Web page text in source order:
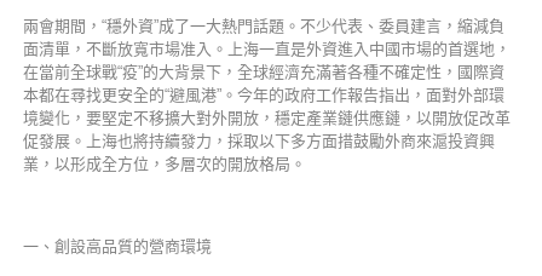
兩會期間，“穩外資”成了一大熱門話題。不少代表、委員建言，縮減負
面清單，不斷放寬市場准入。上海一直是外資進入中國市場的首選地，
在當前全球戰“疫”的大背景下，全球經濟充滿著各種不確定性，國際資
本都在尋找更安全的“避風港”。今年的政府工作報告指出，面對外部環
境變化，要堅定不移擴大對外開放，穩定產業鏈供應鏈，以開放促改革
促發展。上海也將持續發力，採取以下多方面措鼓勵外商來滬投資興
業，以形成全方位，多層次的開放格局。
一、創設高品質的營商環境